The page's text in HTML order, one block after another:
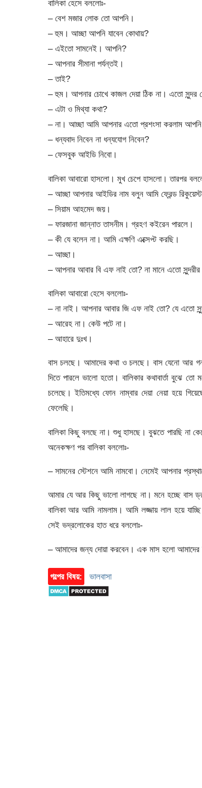
বালিকা হেসে বললোঃ-
– বেশ মজার লোক তো আপনি।
– হুম। আচ্ছা আপনি যাবেন কোথায়?
– এইতো সামনেই। আপনি?
– আপনার সীমানা পর্যন্তই।
– তাই?
– হুম। আপনার চোখে কাজল দেয়া ঠিক না। এতো সুন্দর
– এটা ও মিথ্যা কথা?
– না। আচ্ছা আমি আপনার এতো প্রশংসা করলাম আপনি
– ধন্যবাদ নিবেন না ধন্যযোগ নিবেন?
– ফেসবুক আইডি নিবো।
বালিকা আবারো হাসলো। মুখ চেপে হাসলো। তারপর
– আচ্ছা আপনার আইডির নাম বলুন আমি ফ্রেন্ড রিকুয়েস্ট
– সিয়াম আহমেদ জয়।
– ফারজানা জান্নাত তাসনীম। গ্রহণ কইরেন পারলে।
– কী যে বলেন না। আমি এক্ষণি এক্সেপ্ট করছি।
– আচ্ছা।
– আপনার আবার বি এফ নাই তো? না মানে এতো সুন্দরীর
বালিকা আবারো হেসে বললোঃ-
– না নাই। আপনার আবার জি এফ নাই তো? যে এতো
– আরেহ না। কেউ পটে না।
– আহারে দুঃখ।
বাস চলছে। আমাদের কথা ও চলছে। বাস যেনো আর
দিতে পারলে ভালো হতো। বালিকার কথাবার্তা বুঝে
চলেছে। ইতিমধ্যে ফোন নাম্বার দেয়া নেয়া হয়ে
ফেলেছি।
বালিকা কিছু বলছে না। শুধু হাসছে। বুঝতে পারছি না
অনেকক্ষণ পর বালিকা বললোঃ-
– সামনের স্টেশনে আমি নামবো। নেমেই আপনার
আমার যে আর কিছু ভালো লাগছে না। মনে হচ্ছে বাস
বালিকা আর আমি নামলাম। আমি লজ্জায় লাল হয়ে
সেই ভদ্রলোকের হাত ধরে বললোঃ-
– আমাদের জন্য দোয়া করবেন। এক মাস হলো আমাদের
গল্পের বিষয়: ভালবাসা